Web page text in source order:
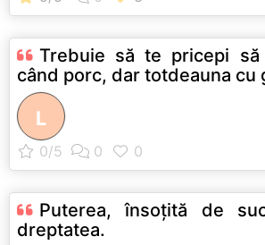
Trebuie să te pricepi
când porc, dar totdeauna cu
L
Puterea, însoţită de
dreptatea.